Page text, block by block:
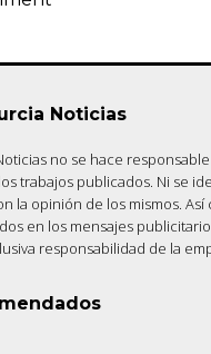
Noticias
no se hace
trabajos publicados. Ni se
la opinión de los mismos.
en los mensajes
responsabilidad de la